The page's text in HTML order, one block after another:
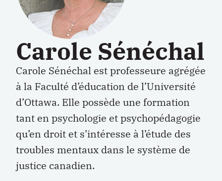
Carole Sénéchal
Carole Sénéchal est professeure agrégée
à la Faculté d’éducation de l’Université
d’Ottawa. Elle possède une formation
tant en psychologie et psychopédagogie
qu’en droit et s’intéresse à l’étude des
troubles mentaux dans le système de
justice canadien.